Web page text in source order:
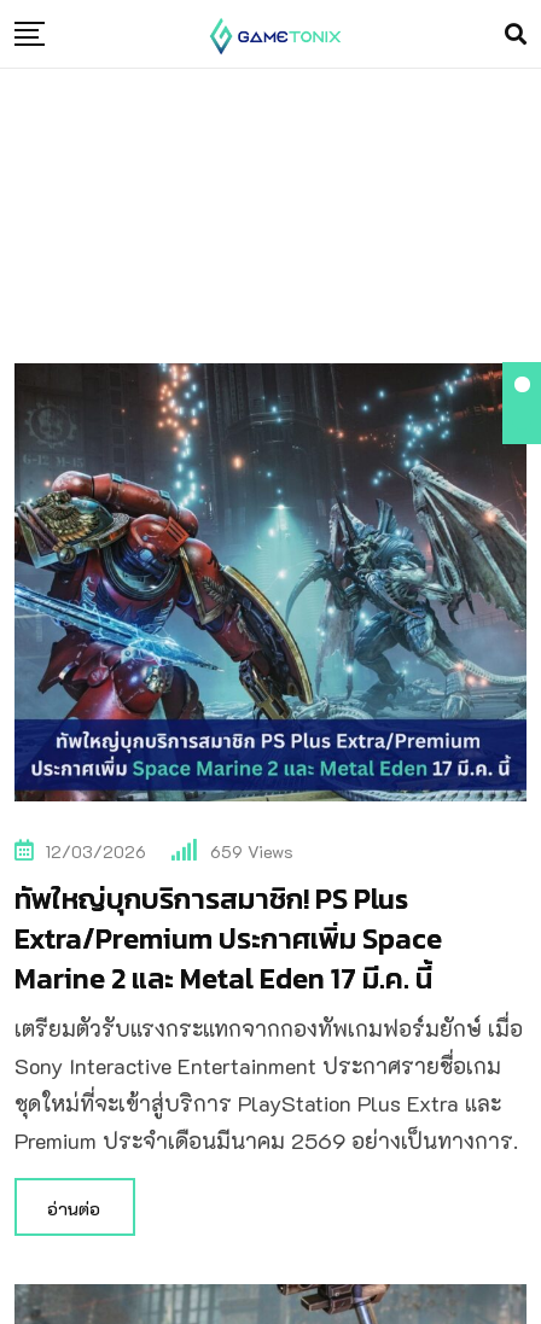
12/03/2026 659 Views
ทัพใหญ่บุกบริการสมาชิก! PS Plus
Extra/Premium ประกาศเพิ่ม Space
Marine 2 และ Metal Eden 17 มี.ค. นี้
เตรียมตัวรับแรงกระแทกจากกองทัพเกมฟอร์มยักษ์ เมื่อ
Sony Interactive Entertainment ประกาศรายชื่อเกม
ชุดใหม่ที่จะเข้าสู่บริการ PlayStation Plus Extra และ
Premium ประจำเดือนมีนาคม 2569 อย่างเป็นทางการ.
อ่านต่อ